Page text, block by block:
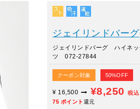
ジェイリンドバー
ジェイリンドバーグ ハイネッ
ツ 072-27844
クーポン対象 50%OFF
¥ 16,500 ¥8,250
税込
75 ポイント 還元